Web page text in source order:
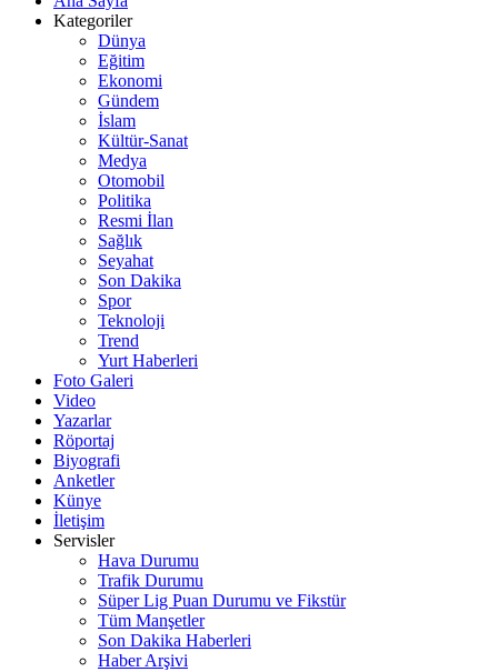
Kategoriler
Dünya
Eğitim
Ekonomi
Gündem
İslam
Kültür-Sanat
Medya
Otomobil
Politika
Resmi İlan
Sağlık
Seyahat
Son Dakika
Spor
Teknoloji
Trend
Yurt Haberleri
Foto Galeri
Video
Yazarlar
Röportaj
Biyografi
Anketler
Künye
İletişim
Servisler
Hava Durumu
Trafik Durumu
Süper Lig Puan Durumu ve Fikstür
Tüm Manşetler
Son Dakika Haberleri
Haber Arşivi